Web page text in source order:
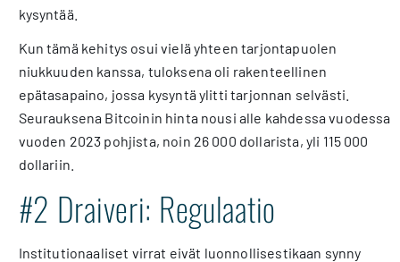
kysyntää.
Kun tämä kehitys osui vielä yhteen tarjontapuolen
niukkuuden kanssa, tuloksena oli rakenteellinen
epätasapaino, jossa kysyntä ylitti tarjonnan selvästi.
Seurauksena Bitcoinin hinta nousi alle kahdessa vuodessa
vuoden 2023 pohjista, noin 26 000 dollarista, yli 115 000
dollariin.
#2 Draiveri: Regulaatio
Institutionaaliset virrat eivät luonnollisestikaan synny